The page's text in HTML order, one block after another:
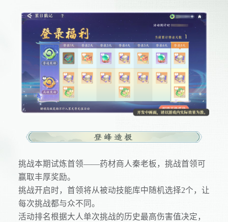
挑战本期试炼首领——药材商人秦老板，挑战首领可
赢取丰厚奖励。
挑战开启时，首领将从被动技能库中随机选择2个，让
每次挑战都与众不同。
活动排名根据大人单次挑战的历史最高伤害值决定，